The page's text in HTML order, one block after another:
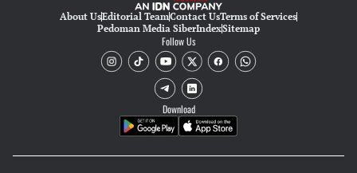
About UsEditorial TeamContact UsTerms of Services
Pedoman Media SiberIndexSitemap
Follow Us
Download